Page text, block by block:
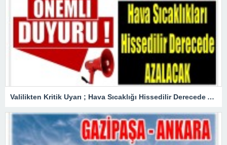
Valilikten Kritik Uyarı ; Hava Sıcaklığı Hissedilir Derecede Azalacak!